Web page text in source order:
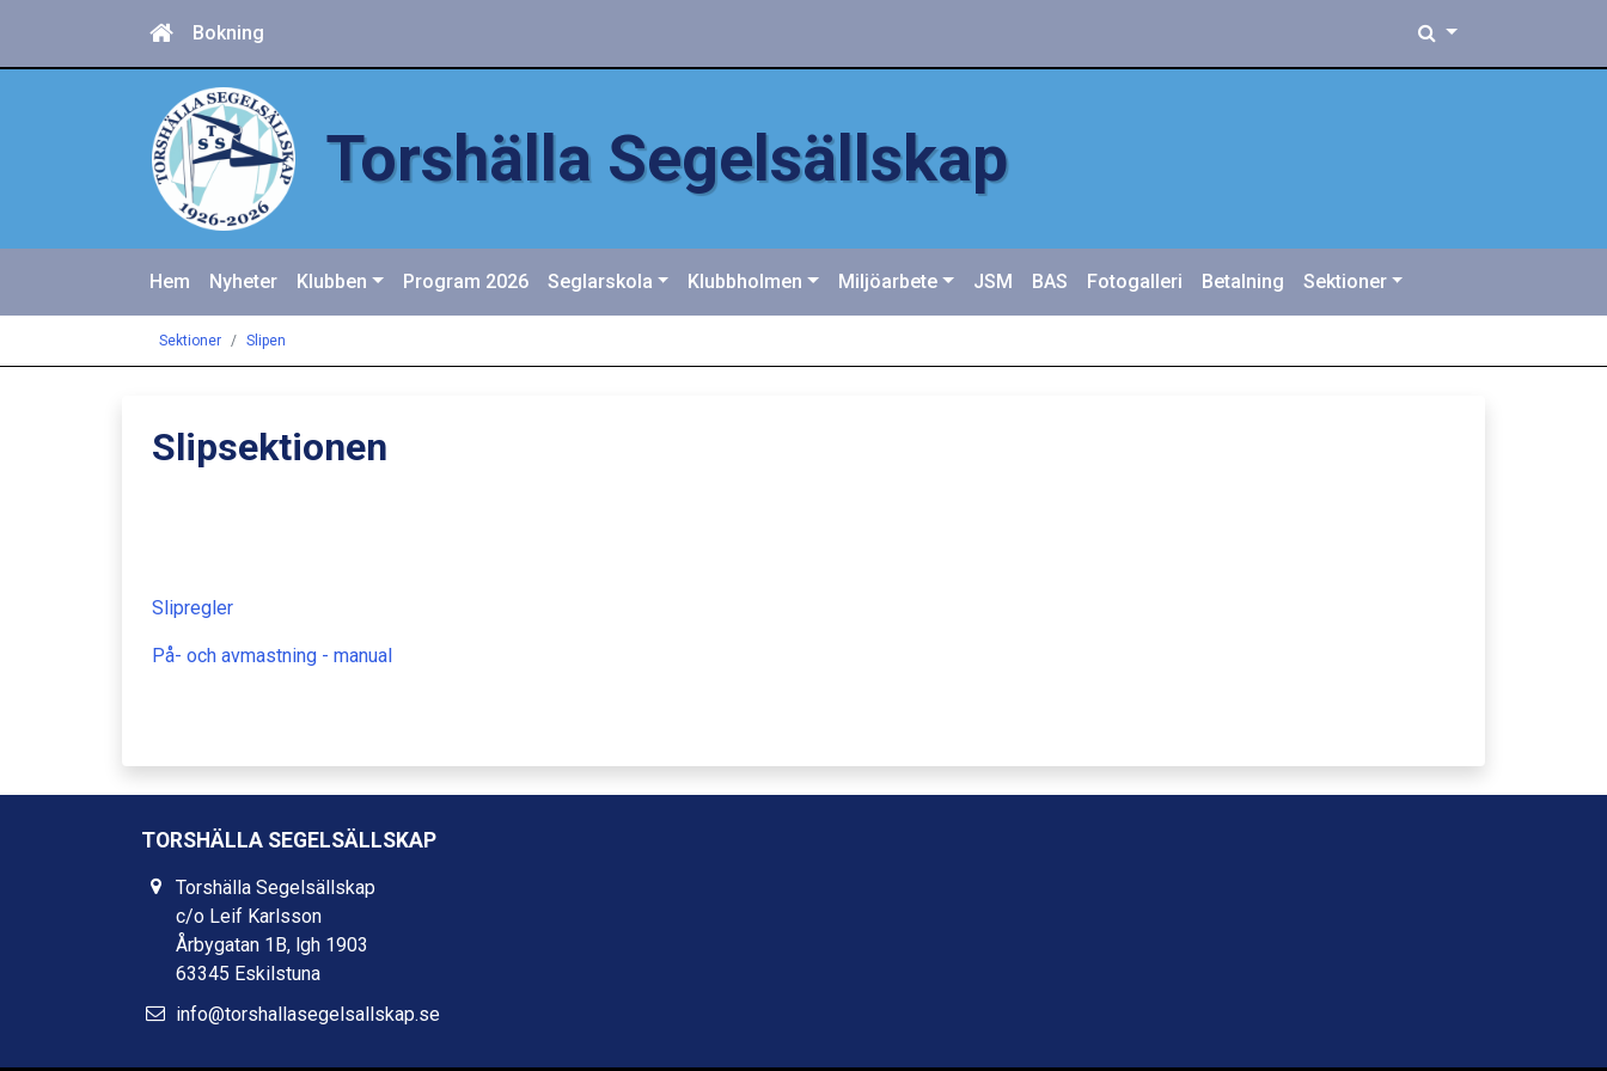
Bokning
Torshälla Segelsällskap
Hem Nyheter Klubben Program 2026 Seglarskola Klubbholmen Miljöarbete JSM BAS Fotogalleri Betalning Sektioner
Sektioner Slipen
Slipsektionen
Slipregler
På- och avmastning - manual
TORSHÄLLA SEGELSÄLLSKAP
Torshälla Segelsällskap
c/o Leif Karlsson
Årbygatan 1B, lgh 1903
63345 Eskilstuna
info@torshallasegelsallskap.se